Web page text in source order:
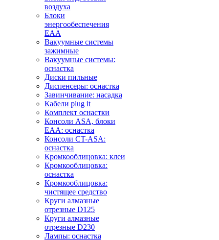
воздуха
Блоки
энергообеспечения
EAA
Вакуумные системы
зажимные
Вакуумные системы:
оснастка
Диски пильные
Диспенсеры: оснастка
Завинчивание: насадка
Кабели plug it
Комплект оснастки
Консоли ASA, блоки
EAA: оснастка
Консоли CT-ASA:
оснастка
Кромкооблицовка: клеи
Кромкооблицовка:
оснастка
Кромкооблицовка:
чистящее средство
Круги алмазные
отрезные D125
Круги алмазные
отрезные D230
Лампы: оснастка